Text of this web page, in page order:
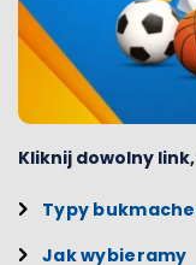
Kliknij dowolny
Typy
Jak wybieramy